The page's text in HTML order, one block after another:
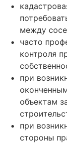
между
часто
контроля
при
объектам
при
стороны